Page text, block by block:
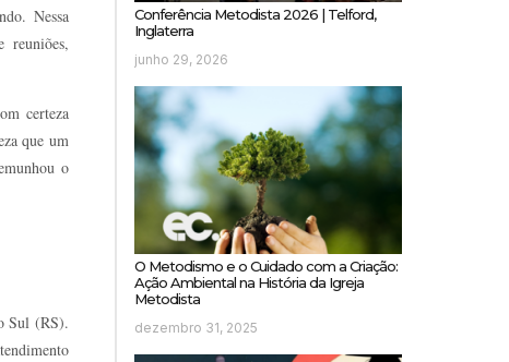
Nessa
reuniões,
certeza
que um
o
Sul (RS).
Conferência Metodista 2026 | Telford,
Inglaterra
junho 29, 2026
O Metodismo e o Cuidado com a Criação:
Ação Ambiental na História da Igreja
Metodista
dezembro 31, 2025